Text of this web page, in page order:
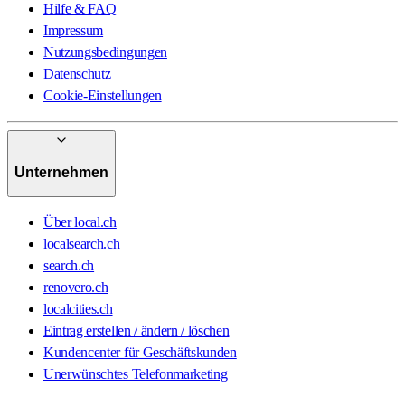
Hilfe & FAQ
Impressum
Nutzungsbedingungen
Datenschutz
Cookie-Einstellungen
Unternehmen
Über local.ch
localsearch.ch
search.ch
renovero.ch
localcities.ch
Eintrag erstellen / ändern / löschen
Kundencenter für Geschäftskunden
Unerwünschtes Telefonmarketing